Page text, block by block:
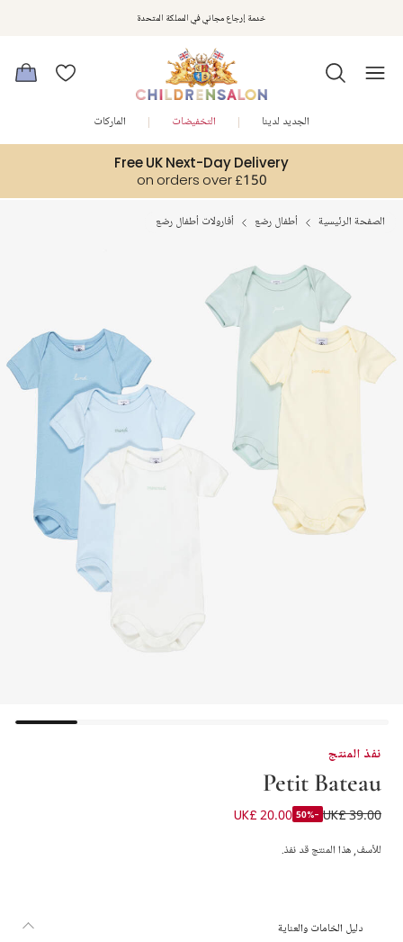
استمتعوا بخصم 10% على طلبيتكم الأولى كهدية ترحيب. سجلوا من هناخدمة إرجاع مجاني في المملكة المتحدة
Free UK Next-Day Delivery
on orders over £150
الجديد لدينا التخفيضات الماركات
الصفحة الرئيسية أطفال رضع أفارولات أطفال رضع
نفذ المنتج
Petit Bateau
تبان قطن متعدد الألوان (عدد 5)
UK£ 39.00
-50%
UK£ 20.00
للأسف, هذا المنتج قد نفذ.
دليل الخامات والعناية